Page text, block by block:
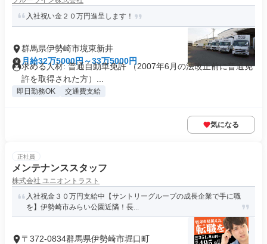
入社祝い金２０万円進呈します！
群馬県伊勢崎市境東新井
月給32万5000円～33万5000円
求める人材: 普通自動車免許 （2007年6月の法改正前に普通免
許を取得された方）...
即日勤務OK 交通費支給
気になる
正社員
メンテナンススタッフ
株式会社 ユニオントラスト
入社祝金３０万円支給中【サントリーグループの成長企業で手に職
を】伊勢崎市みらい公園近隣！長...
〒372-0834群馬県伊勢崎市堀口町